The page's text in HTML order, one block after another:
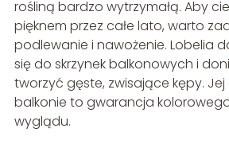
rośliną bardzo wytrzymałą. Aby
pięknem przez całe lato, warto
podlewanie i nawożenie. Lobelia
się do skrzynek balkonowych i
tworzyć gęste, zwisające kępy.
balkonie to gwarancja
wyglądu.